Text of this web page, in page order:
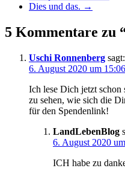
Dies und das. →
5 Kommentare zu
Uschi Ronnenberg sagt:
6. August 2020 um
Ich lese Dich jetzt
zu sehen, wie sich die
für den Spendenlink!
LandLebenBlog
6. August 2020
ICH habe zu